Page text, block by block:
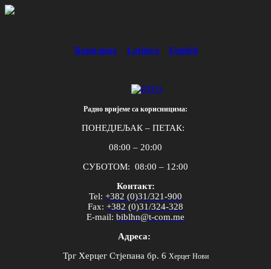
Ћирилица Latinica English
Радно вријеме са корисницима:
ПОНЕДЈЕЉАК – ПЕТАК:
08:00 – 20:00
СУБОТОМ: 08:00 – 12:00
Контакт:
Tel: +382 (0)31/321-900
Fax: +382 (0)31/324-328
E-mail: biblhn@t-com.me
Адреса:
Трг Херцег Стјепана бр. 6 Херцег Нови